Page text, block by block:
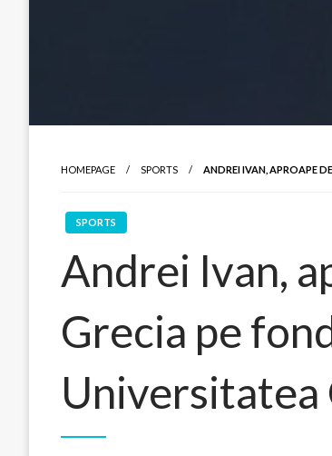
HOMEPAGE SPORTS ANDREI IVAN, APROAPE
SPORTS
Andrei Ivan,
Grecia pe
Universitatea